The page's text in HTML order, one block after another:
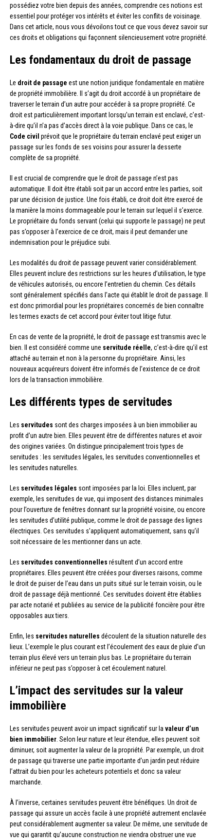
possédiez votre bien depuis des années, comprendre ces notions est
essentiel pour protéger vos intérêts et éviter les conflits de voisinage.
Dans cet article, nous vous dévoilons tout ce que vous devez savoir sur
ces droits et obligations qui façonnent silencieusement votre propriété.
Les fondamentaux du droit de passage
Le droit de passage est une notion juridique fondamentale en matière
de propriété immobilière. Il s’agit du droit accordé à un propriétaire de
traverser le terrain d’un autre pour accéder à sa propre propriété. Ce
droit est particulièrement important lorsqu’un terrain est enclavé, c’est-
à-dire qu’il n’a pas d’accès direct à la voie publique. Dans ce cas, le
Code civil prévoit que le propriétaire du terrain enclavé peut exiger un
passage sur les fonds de ses voisins pour assurer la desserte
complète de sa propriété.
Il est crucial de comprendre que le droit de passage n’est pas
automatique. Il doit être établi soit par un accord entre les parties, soit
par une décision de justice. Une fois établi, ce droit doit être exercé de
la manière la moins dommageable pour le terrain sur lequel il s’exerce.
Le propriétaire du fonds servant (celui qui supporte le passage) ne peut
pas s’opposer à l’exercice de ce droit, mais il peut demander une
indemnisation pour le préjudice subi.
Les modalités du droit de passage peuvent varier considérablement.
Elles peuvent inclure des restrictions sur les heures d’utilisation, le type
de véhicules autorisés, ou encore l’entretien du chemin. Ces détails
sont généralement spécifiés dans l’acte qui établit le droit de passage. Il
est donc primordial pour les propriétaires concernés de bien connaître
les termes exacts de cet accord pour éviter tout litige futur.
En cas de vente de la propriété, le droit de passage est transmis avec le
bien. Il est considéré comme une servitude réelle, c’est-à-dire qu’il est
attaché au terrain et non à la personne du propriétaire. Ainsi, les
nouveaux acquéreurs doivent être informés de l’existence de ce droit
lors de la transaction immobilière.
Les différents types de servitudes
Les servitudes sont des charges imposées à un bien immobilier au
profit d’un autre bien. Elles peuvent être de différentes natures et avoir
des origines variées. On distingue principalement trois types de
servitudes : les servitudes légales, les servitudes conventionnelles et
les servitudes naturelles.
Les servitudes légales sont imposées par la loi. Elles incluent, par
exemple, les servitudes de vue, qui imposent des distances minimales
pour l’ouverture de fenêtres donnant sur la propriété voisine, ou encore
les servitudes d’utilité publique, comme le droit de passage des lignes
électriques. Ces servitudes s’appliquent automatiquement, sans qu’il
soit nécessaire de les mentionner dans un acte.
Les servitudes conventionnelles résultent d’un accord entre
propriétaires. Elles peuvent être créées pour diverses raisons, comme
le droit de puiser de l’eau dans un puits situé sur le terrain voisin, ou le
droit de passage déjà mentionné. Ces servitudes doivent être établies
par acte notarié et publiées au service de la publicité foncière pour être
opposables aux tiers.
Enfin, les servitudes naturelles découlent de la situation naturelle des
lieux. L’exemple le plus courant est l’écoulement des eaux de pluie d’un
terrain plus élevé vers un terrain plus bas. Le propriétaire du terrain
inférieur ne peut pas s’opposer à cet écoulement naturel.
L’impact des servitudes sur la valeur
immobilière
Les servitudes peuvent avoir un impact significatif sur la valeur d’un
bien immobilier . Selon leur nature et leur étendue, elles peuvent soit
diminuer, soit augmenter la valeur de la propriété. Par exemple, un droit
de passage qui traverse une partie importante d’un jardin peut réduire
l’attrait du bien pour les acheteurs potentiels et donc sa valeur
marchande.
À l’inverse, certaines servitudes peuvent être bénéfiques. Un droit de
passage qui assure un accès facile à une propriété autrement enclavée
peut considérablement augmenter sa valeur. De même, une servitude de
vue qui garantit qu’aucune construction ne viendra obstruer une vue